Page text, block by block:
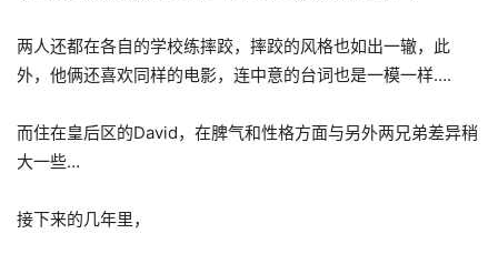
两人还都在各自的学校练摔跤，摔跤的风格也如出一辙，此
外，他俩还喜欢同样的电影，连中意的台词也是一模一样….
而住在皇后区的David，在脾气和性格方面与另外两兄弟差异稍
大一些…
接下来的几年里，